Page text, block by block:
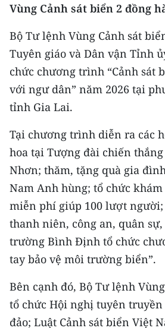
Media Y tế
Media Khoa học - Công nghệ
Media Môi trường
Ảnh
Infographic
TIN MỚI
TIN ĐỊA PHƯƠNG
Trung du và miền núi phía Bắc
Bắc Trung Bộ
Vùng Cảnh sát biển 2 đồng
Bộ Tư lệnh Vùng Cảnh sát
Tuyên giáo và Dân vận Tỉnh
chức chương trình “Cảnh sát
với ngư dân” năm 2026 tại
tỉnh Gia Lai.
Tại chương trình diễn ra các
hoa tại Tượng đài chiến
Nhơn; thăm, tặng quà gia
Nam Anh hùng; tổ chức
miễn phí giúp 100 lượt người;
thanh niên, công an, quân sự,
trường Bình Định tổ chức
tay bảo vệ môi trường biển”.
Bên cạnh đó, Bộ Tư lệnh
tổ chức Hội nghị tuyên
đảo; Luật Cảnh sát biển Việt